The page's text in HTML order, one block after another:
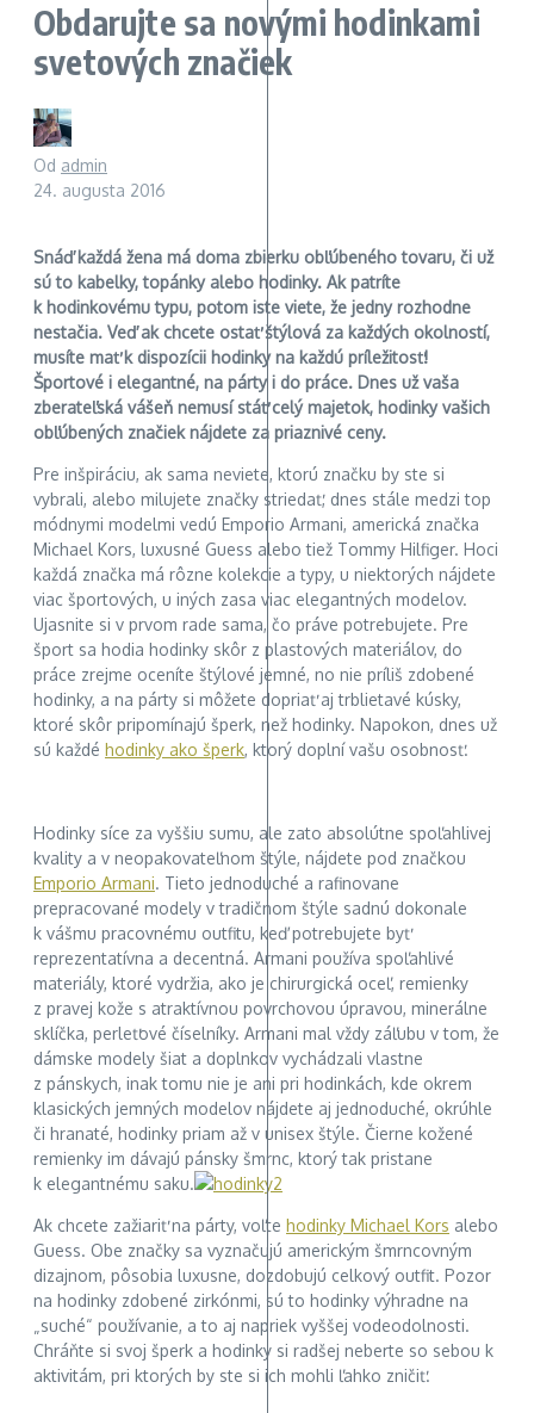
Obdarujte sa novými hodinkami
svetových značiek
Od admin
24. augusta 2016
Snáď každá žena má doma zbierku obľúbeného tovaru, či už
sú to kabelky, topánky alebo hodinky. Ak patríte
k hodinkovému typu, potom iste viete, že jedny rozhodne
nestačia. Veď ak chcete ostať štýlová za každých okolností,
musíte mať k dispozícii hodinky na každú príležitosť!
Športové i elegantné, na párty i do práce. Dnes už vaša
zberateľská vášeň nemusí stáť celý majetok, hodinky vašich
obľúbených značiek nájdete za priaznivé ceny.
Pre inšpiráciu, ak sama neviete, ktorú značku by ste si
vybrali, alebo milujete značky striedať, dnes stále medzi top
módnymi modelmi vedú Emporio Armani, americká značka
Michael Kors, luxusné Guess alebo tiež Tommy Hilfiger. Hoci
každá značka má rôzne kolekcie a typy, u niektorých nájdete
viac športových, u iných zasa viac elegantných modelov.
Ujasnite si v prvom rade sama, čo práve potrebujete. Pre
šport sa hodia hodinky skôr z plastových materiálov, do
práce zrejme oceníte štýlové jemné, no nie príliš zdobené
hodinky, a na párty si môžete dopriať aj trblietavé kúsky,
ktoré skôr pripomínajú šperk, než hodinky. Napokon, dnes už
sú každé hodinky ako šperk, ktorý doplní vašu osobnosť.
Hodinky síce za vyššiu sumu, ale zato absolútne spoľahlivej
kvality a v neopakovateľnom štýle, nájdete pod značkou
Emporio Armani. Tieto jednoduché a rafinovane
prepracované modely v tradičnom štýle sadnú dokonale
k vášmu pracovnému outfitu, keď potrebujete byť
reprezentatívna a decentná. Armani používa spoľahlivé
materiály, ktoré vydržia, ako je chirurgická oceľ, remienky
z pravej kože s atraktívnou povrchovou úpravou, minerálne
sklíčka, perleťové číselníky. Armani mal vždy záľubu v tom, že
dámske modely šiat a doplnkov vychádzali vlastne
z pánskych, inak tomu nie je ani pri hodinkách, kde okrem
klasických jemných modelov nájdete aj jednoduché, okrúhle
či hranaté, hodinky priam až v unisex štýle. Čierne kožené
remienky im dávajú pánsky šmrnc, ktorý tak pristane
k elegantnému saku.
Ak chcete zažiariť na párty, voľte hodinky Michael Kors alebo
Guess. Obe značky sa vyznačujú americkým šmrncovným
dizajnom, pôsobia luxusne, dozdobujú celkový outfit. Pozor
na hodinky zdobené zirkónmi, sú to hodinky výhradne na
„suché“ používanie, a to aj napriek vyššej vodeodolnosti.
Chráňte si svoj šperk a hodinky si radšej neberte so sebou k
aktivitám, pri ktorých by ste si ich mohli ľahko zničiť.